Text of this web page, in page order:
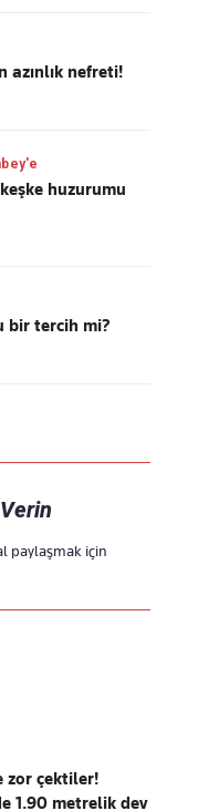
azınlık nefreti!
huzurumu
bir tercih mi?
paylaşmak için
zor çektiler!
1.90 metrelik dev